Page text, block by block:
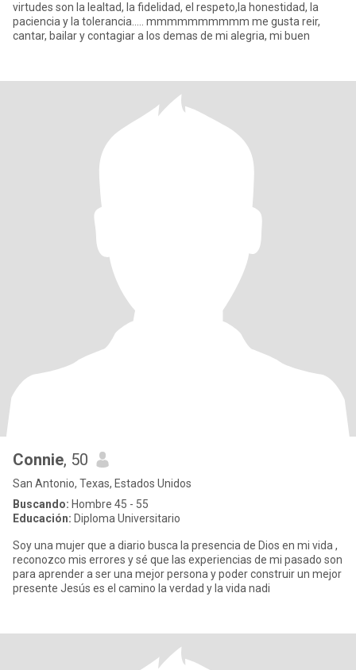
virtudes son la lealtad, la fidelidad, el respeto,la honestidad, la
paciencia y la tolerancia..... mmmmmmmmmm me gusta reir,
cantar, bailar y contagiar a los demas de mi alegria, mi buen
Connie, 50
San Antonio, Texas, Estados Unidos
Buscando: Hombre 45 - 55
Educación: Diploma Universitario
Soy una mujer que a diario busca la presencia de Dios en mi vida ,
reconozco mis errores y sé que las experiencias de mi pasado son
para aprender a ser una mejor persona y poder construir un mejor
presente Jesús es el camino la verdad y la vida nadi